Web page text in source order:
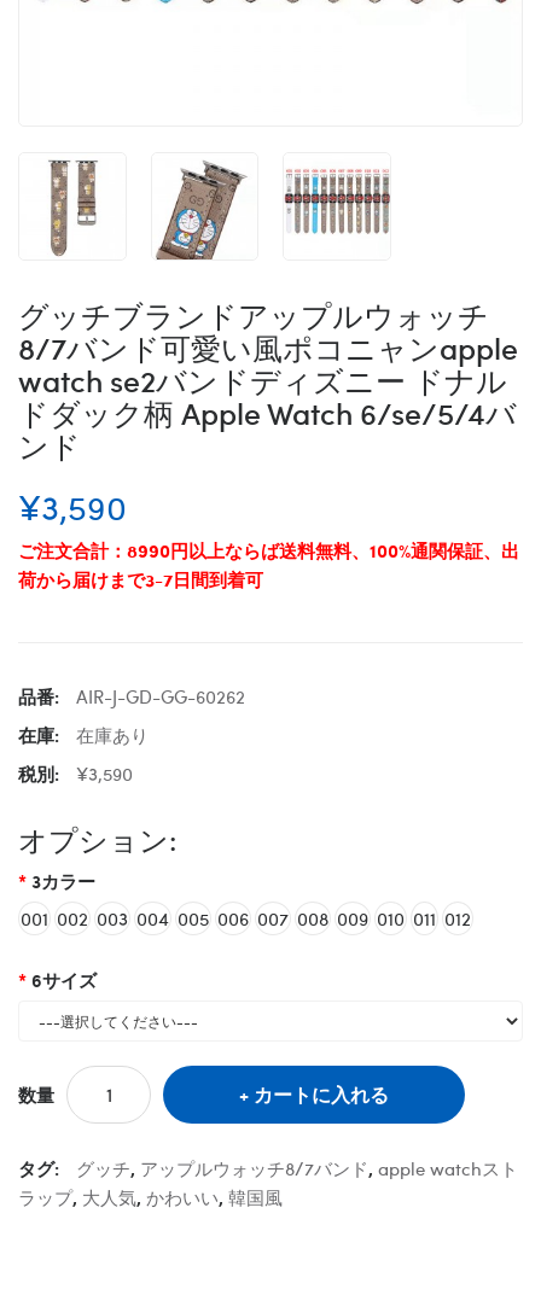
グッチブランドアップルウォッチ
8/7バンド可愛い風ポコニャンapple
watch se2バンドディズニー ドナル
ドダック柄 Apple Watch 6/se/5/4バ
ンド
¥3,590
ご注文合計：8990円以上ならば送料無料、100%通関保証、出
荷から届けまで3-7日間到着可
品番:
AIR-J-GD-GG-60262
在庫:
在庫あり
税別:
¥3,590
オプション:
3カラー
001 002 003 004 005 006 007 008 009 010 011 012
6サイズ
数量 カートに入れる
タグ: グッチ, アップルウォッチ8/7バンド, apple watchスト
ラップ, 大人気, かわいい, 韓国風